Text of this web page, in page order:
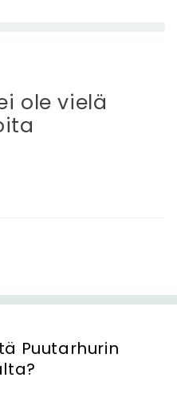
ole vielä
Puutarhurin